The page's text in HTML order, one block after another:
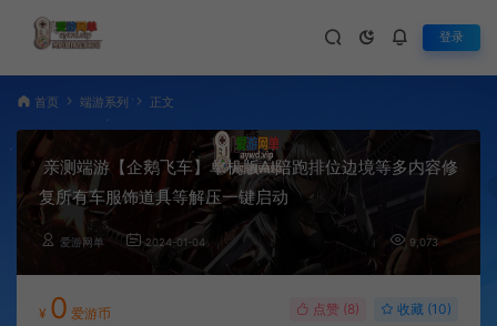
登录
首页 端游系列 正文
亲测端游【企鹅飞车】单机版AI陪跑排位边境等多内容修
复所有车服饰道具等解压一键启动
爱游网单 2024-01-04 9,073
¥ 0 爱游币 点赞 (8) 收藏 (10)